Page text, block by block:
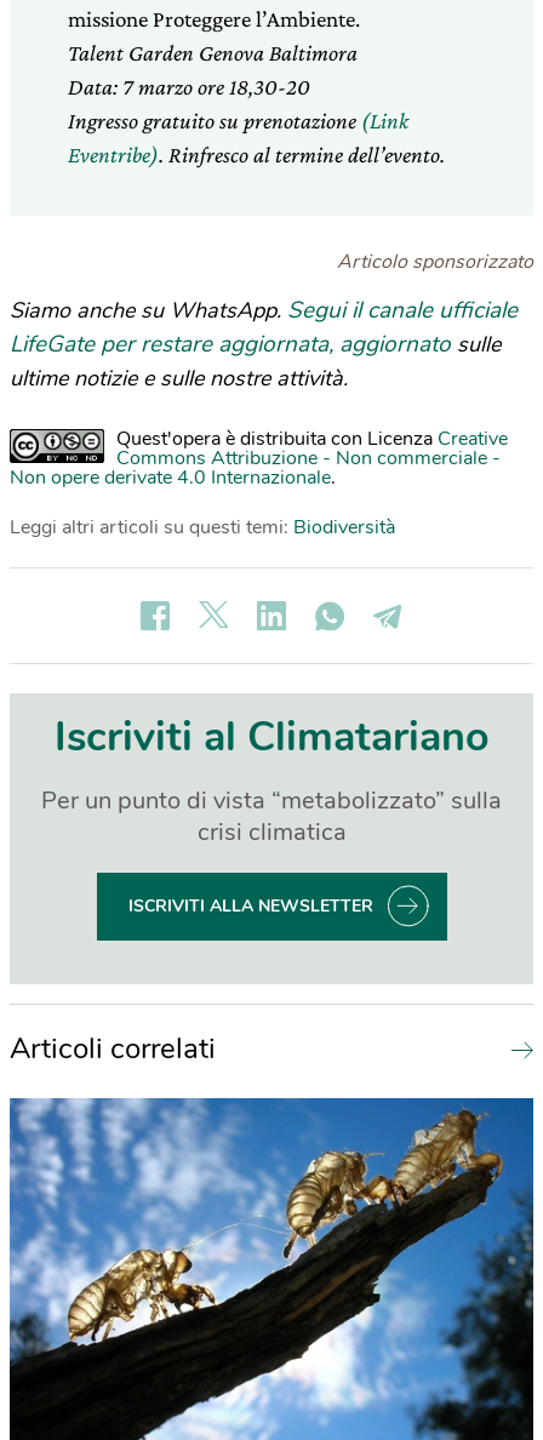
missione Proteggere l’Ambiente.
Talent Garden Genova Baltimora
Data: 7 marzo ore 18,30-20
Ingresso gratuito su prenotazione (Link
Eventribe). Rinfresco al termine dell’evento.
Articolo sponsorizzato
Siamo anche su WhatsApp. Segui il canale ufficiale
LifeGate per restare aggiornata, aggiornato sulle
ultime notizie e sulle nostre attività.
Quest'opera è distribuita con Licenza Creative
Commons Attribuzione - Non commerciale -
Non opere derivate 4.0 Internazionale.
Leggi altri articoli su questi temi: Biodiversità
Iscriviti al Climatariano
Per un punto di vista “metabolizzato” sulla
crisi climatica
ISCRIVITI ALLA NEWSLETTER
Articoli correlati